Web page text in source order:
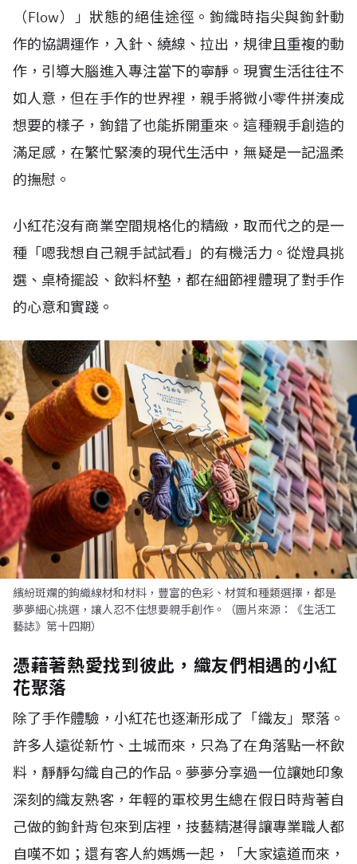
（Flow）」狀態的絕佳途徑。鉤織時指尖與鉤針動
作的協調運作，入針、繞線、拉出，規律且重複的動
作，引導大腦進入專注當下的寧靜。現實生活往往不
如人意，但在手作的世界裡，親手將微小零件拼湊成
想要的樣子，鉤錯了也能拆開重來。這種親手創造的
滿足感，在繁忙緊湊的現代生活中，無疑是一記溫柔
的撫慰。
小紅花沒有商業空間規格化的精緻，取而代之的是一
種「嗯我想自己親手試試看」的有機活力。從燈具挑
選、桌椅擺設、飲料杯墊，都在細節裡體現了對手作
的心意和實踐。
繽紛斑斕的鉤織線材和材料，豐富的色彩、材質和種類選擇，都是
夢夢細心挑選，讓人忍不住想要親手創作。（圖片來源：《生活工
藝誌》第十四期）
憑藉著熱愛找到彼此，織友們相遇的小紅
花聚落
除了手作體驗，小紅花也逐漸形成了「織友」聚落。
許多人遠從新竹、土城而來，只為了在角落點一杯飲
料，靜靜勾織自己的作品。夢夢分享過一位讓她印象
深刻的織友熟客，年輕的軍校男生總在假日時背著自
己做的鉤針背包來到店裡，技藝精湛得讓專業職人都
自嘆不如；還有客人約媽媽一起，「大家遠道而來，